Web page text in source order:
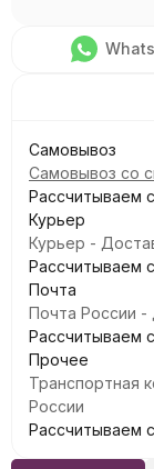
Самовывоз
Самовывоз со
Рассчитываем
Курьер
Курьер -
Рассчитываем
Почта
Почта России -
Рассчитываем
Прочее
Транспортная
России
Рассчитываем